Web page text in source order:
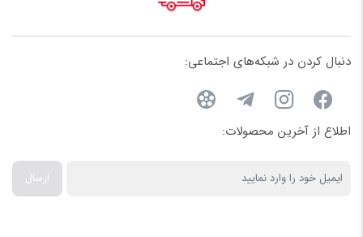
محیطی و سیالات خاص مقاوم باشد و عمر طولانی‌تری داشته
باشد.
کنترل دقیق جریان:یکی از ویژگی‌های برجسته این شیرها،
قابلیت تنظیم دقیق جریان سیال است. با استفاده از گیربکس‌های
مطابق با نیاز کاربر انجام می‌شود.
این شیرها از عملکرد بهینه و سریع برخوردارند.
به‌طور معمول، با چرخاندن دسته یا موتور گیربکس، شیر پروانه‌ای
دنبال کردن در شبکه‌های اجتماعی:
اطلاع از آخرین محصولات:
ارسال